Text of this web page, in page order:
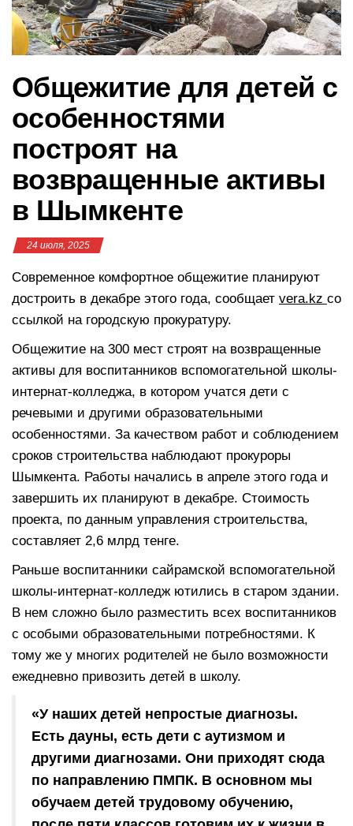
Общежитие для детей с
особенностями
построят на
возвращенные активы
в Шымкенте
24 июля, 2025
Современное комфортное общежитие планируют
достроить в декабре этого года, сообщает vera.kz со
ссылкой на городскую прокуратуру.
Общежитие на 300 мест строят на возвращенные
активы для воспитанников вспомогательной школы-
интернат-колледжа, в котором учатся дети с
речевыми и другими образовательными
особенностями. За качеством работ и соблюдением
сроков строительства наблюдают прокуроры
Шымкента. Работы начались в апреле этого года и
завершить их планируют в декабре. Стоимость
проекта, по данным управления строительства,
составляет 2,6 млрд тенге.
Раньше воспитанники сайрамской вспомогательной
школы-интернат-колледж ютились в старом здании.
В нем сложно было разместить всех воспитанников
с особыми образовательными потребностями. К
тому же у многих родителей не было возможности
ежедневно привозить детей в школу.
«У наших детей непростые диагнозы.
Есть дауны, есть дети с аутизмом и
другими диагнозами. Они приходят сюда
по направлению ПМПК. В основном мы
обучаем детей трудовому обучению,